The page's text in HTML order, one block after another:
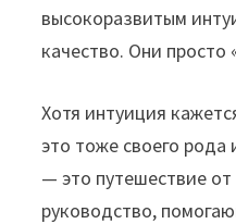
высокоразвитым
качество. Они
Хотя интуиция
это тоже своего
— это путешествие от
руководство,